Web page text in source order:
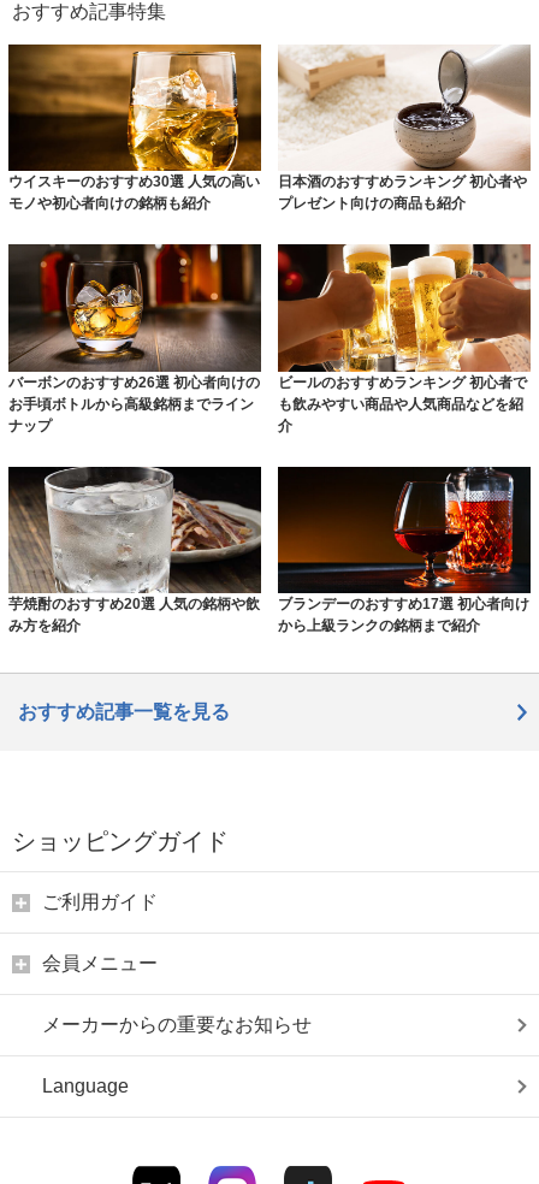
おすすめ記事特集
ウイスキーのおすすめ30選 人気の高い
モノや初心者向けの銘柄も紹介
日本酒のおすすめランキング 初心者や
プレゼント向けの商品も紹介
バーボンのおすすめ26選 初心者向けの
お手頃ボトルから高級銘柄までライン
ナップ
ビールのおすすめランキング 初心者で
も飲みやすい商品や人気商品などを紹
介
芋焼酎のおすすめ20選 人気の銘柄や飲
み方を紹介
ブランデーのおすすめ17選 初心者向け
から上級ランクの銘柄まで紹介
おすすめ記事一覧を見る
ショッピングガイド
ご利用ガイド
会員メニュー
メーカーからの重要なお知らせ
Language